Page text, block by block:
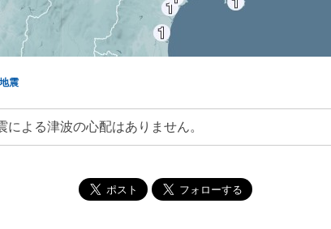
震
による津波の心配はありません。